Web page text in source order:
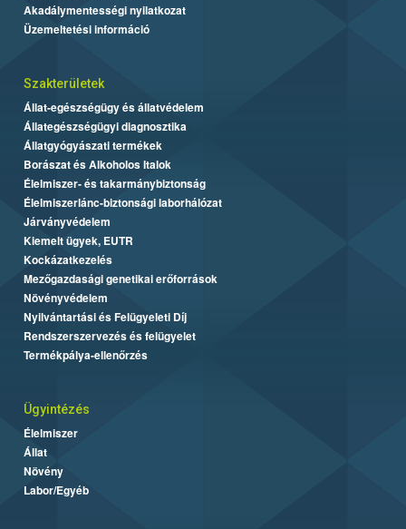
Akadálymentességi nyilatkozat
Üzemeltetési információ
Szakterületek
Állat-egészségügy és állatvédelem
Állategészségügyi diagnosztika
Állatgyógyászati termékek
Borászat és Alkoholos Italok
Élelmiszer- és takarmánybiztonság
Élelmiszerlánc-biztonsági laborhálózat
Járványvédelem
Kiemelt ügyek, EUTR
Kockázatkezelés
Mezőgazdasági genetikai erőforrások
Növényvédelem
Nyilvántartási és Felügyeleti Díj
Rendszerszervezés és felügyelet
Termékpálya-ellenőrzés
Ügyintézés
Élelmiszer
Állat
Növény
Labor/Egyéb